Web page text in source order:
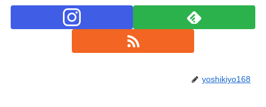
yoshikiyo168